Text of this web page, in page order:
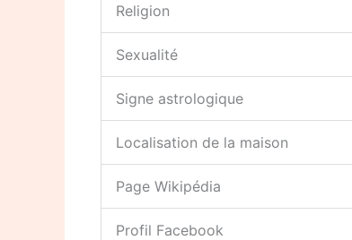
Religion
Sexualité
Signe astrologique
Localisation de la maison
Page Wikipédia
Profil Facebook